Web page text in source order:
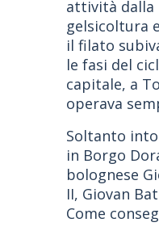
attività dalla
gelsicoltura
il filato
le fasi del
capitale, a
operava
Soltanto
in Borgo
bolognese
II, Giovan
Come